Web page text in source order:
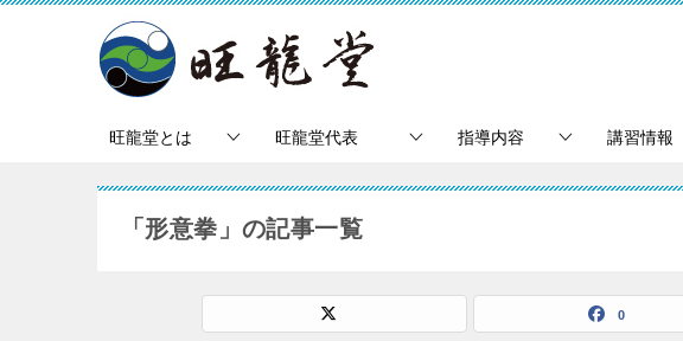
旺龍堂とは 旺龍堂代表 指導内容 講習情報
「形意拳」の記事一覧
0